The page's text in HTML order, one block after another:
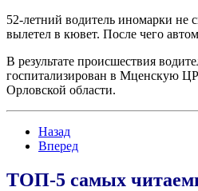
52-летний водитель иномарки не
вылетел в кювет. После чего
В результате происшествия
госпитализирован в Мценскую
Орловской области.
Назад
Вперед
ТОП-5 самых